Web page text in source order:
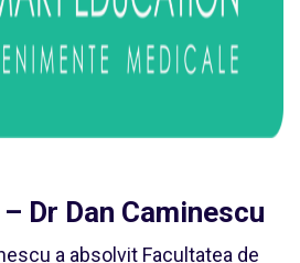
Dr Dan Caminescu
a absolvit Facultatea de